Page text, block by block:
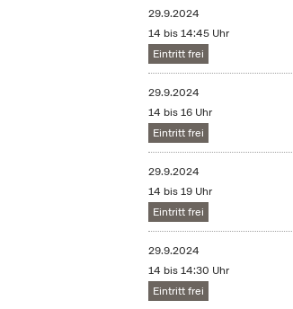
29.9.2024
14 bis 14:45 Uhr
Eintritt frei
29.9.2024
14 bis 16 Uhr
Eintritt frei
29.9.2024
14 bis 19 Uhr
Eintritt frei
29.9.2024
14 bis 14:30 Uhr
Eintritt frei